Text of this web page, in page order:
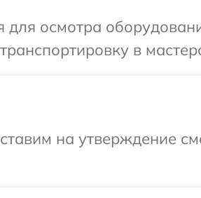
осмотра
в
на утверждение